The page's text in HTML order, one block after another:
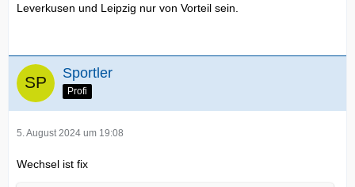
Leverkusen und Leipzig nur von Vorteil sein.
Sportler
Profi
5. August 2024 um 19:08
Wechsel ist fix